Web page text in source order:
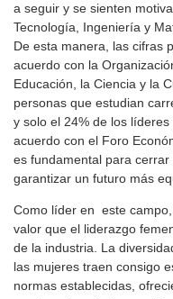
a seguir y se sienten
Tecnología, Ingeniería y
De esta manera, las cifras
acuerdo con la
Educación, la Ciencia y la
personas que estudian
y solo el 24% de los
acuerdo con el Foro
es fundamental para
garantizar un futuro más
Como líder en este
valor que el liderazgo
de la industria. La
las mujeres traen consigo
normas establecidas,